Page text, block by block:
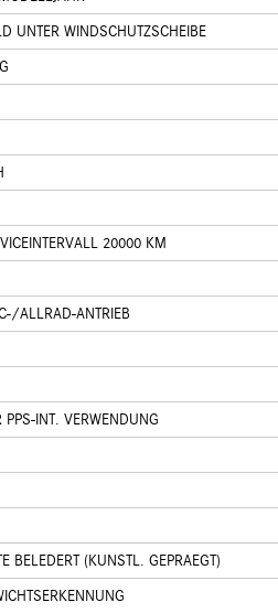
UNTER WINDSCHUTZSCHEIBE
20000 KM
ALLRAD-ANTRIEB
INT. VERWENDUNG
BELEDERT (KUNSTL. GEPRAEGT)